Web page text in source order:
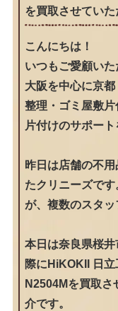
を買取させてい
こんにちは！
いつもご愛顧いた
大阪を中心に京
整理・ゴミ屋敷
片付けのサポー
昨日は店舗の不
たクリニーズで
が、複数のスタッ
本日は奈良県桜
際にHiKOKII 日
N2504Mを買取
介です。